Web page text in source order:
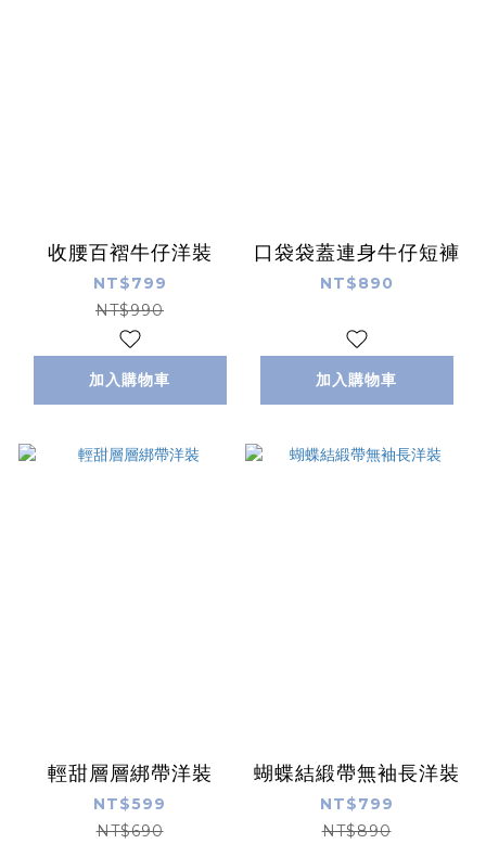
收腰百褶牛仔洋裝
NT$799
NT$990
加入購物車
口袋袋蓋連身牛仔短褲
NT$890
加入購物車
輕甜層層綁帶洋裝
NT$599
NT$690
蝴蝶結緞帶無袖長洋裝
NT$799
NT$890